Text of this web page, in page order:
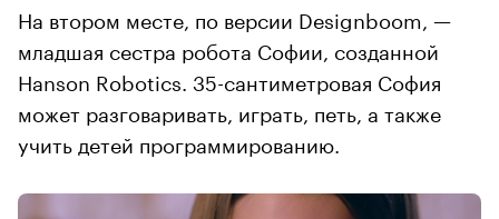
На втором месте, по версии Designboom, —
младшая сестра робота Софии, созданной
Hanson Robotics. 35-сантиметровая София
может разговаривать, играть, петь, а также
учить детей программированию.